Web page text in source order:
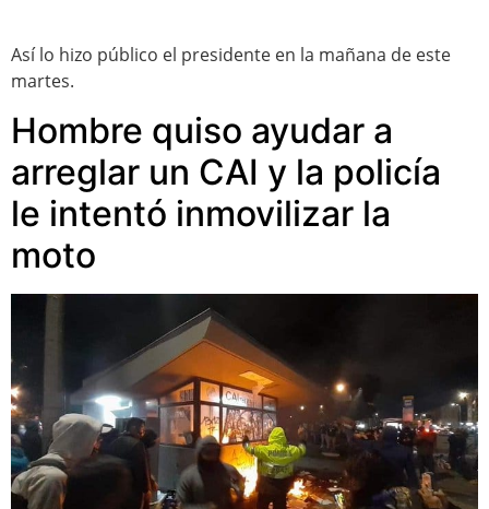
Así lo hizo público el presidente en la mañana de este
martes.
Hombre quiso ayudar a
arreglar un CAI y la policía
le intentó inmovilizar la
moto